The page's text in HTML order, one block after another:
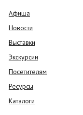
Афиша
Новости
Выставки
Экскурсии
Посетителям
Ресурсы
Каталоги